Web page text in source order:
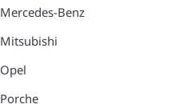
Mercedes-Benz
Mitsubishi
Opel
Porche